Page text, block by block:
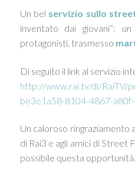
Un bel servizio sullo
inventato dai giovani”:
protagonisti, trasmesso
Di seguito il link al servizio
http://www.rai.tv/dl/RaiTV/
be3e1a58-8104-4867-
Un caloroso ringraziamento
di Rai3 e agli amici di Street
possibile questa opportunità.